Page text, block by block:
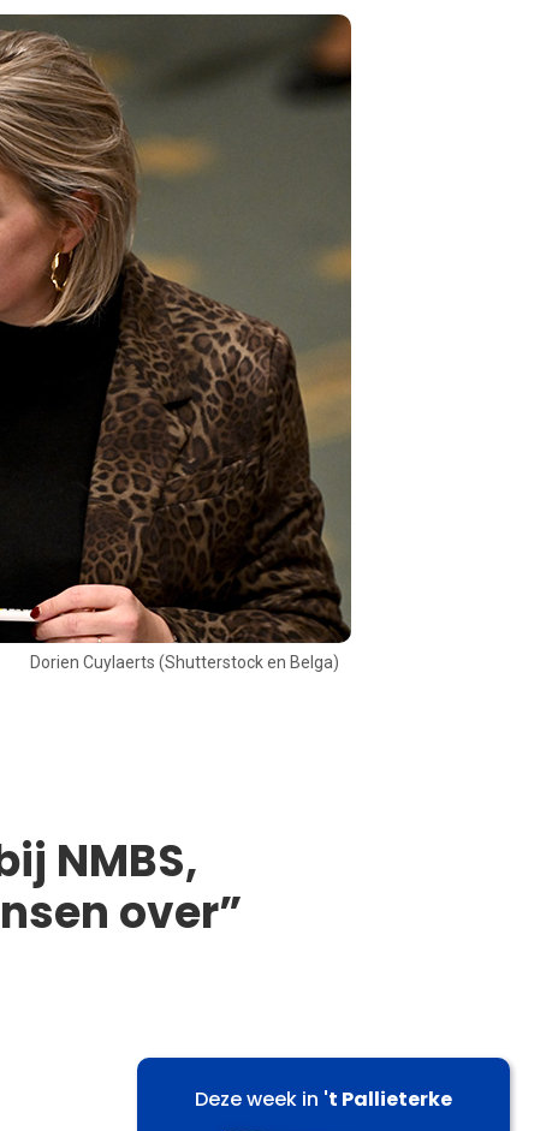
Dorien Cuylaerts (Shutterstock en Belga)
NMBS,
over”
Deze week in 't Pallieterke